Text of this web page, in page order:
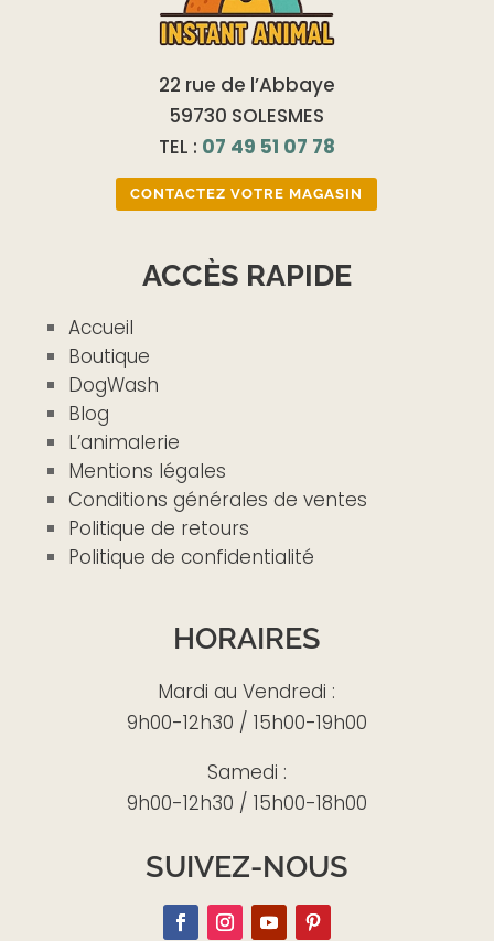
22 rue de l’Abbaye
59730 SOLESMES
TEL : 07 49 51 07 78
CONTACTEZ VOTRE MAGASIN
ACCÈS RAPIDE
Accueil
Boutique
DogWash
Blog
L’animalerie
Mentions légales
Conditions générales de ventes
Politique de retours
Politique de confidentialité
HORAIRES
Mardi au Vendredi :
9h00-12h30 / 15h00-19h00
Samedi :
9h00-12h30 / 15h00-18h00
SUIVEZ-NOUS